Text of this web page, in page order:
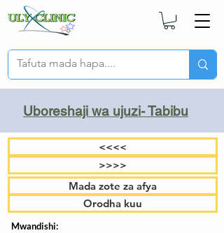
Uboreshaji wa ujuzi- Tabibu
<<<<
>>>>
Mada zote za afya
Orodha kuu
Mwandishi: